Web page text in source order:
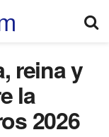
reina y
la
2026